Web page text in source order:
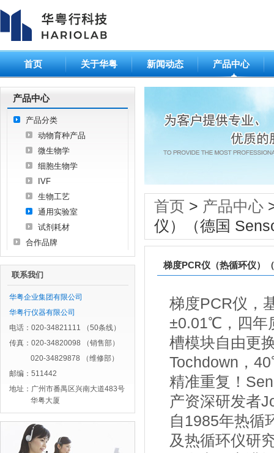
首页 关于华粤 新闻动态 产品中心
产品中心
产品分类
动物育种产品
微生物学
细胞生物学
IVF
生物工艺
通用实验室
试剂耗材
合作品牌
联系我们
华粤企业集团有限公司
华粤行仪器有限公司
电话：020-34821111 （50条线）
传真：020-34820098 （销售部）
020-34829878 （维修部）
邮编：511442
地址：广州市番禺区兴南大道483号
华粤大厦
首页 > 产品中心
仪）（德国
梯度PCR仪（热循环仪）
梯度PCR仪，
±0.01℃，四年
槽模块自由更
Tochdown，
精准重复！
产资深研发者
自1985年热循
及热循环仪研